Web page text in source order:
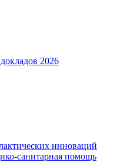
2026
инноваций
санитарная помощь